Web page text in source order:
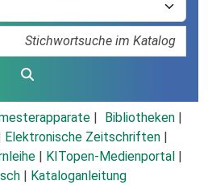
Bibliotheken
Elektronische Zeitschriften
KITopen-Medienportal
Kataloganleitung